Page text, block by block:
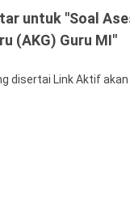
untuk "Soal
(AKG) Guru MI"
disertai Link Aktif